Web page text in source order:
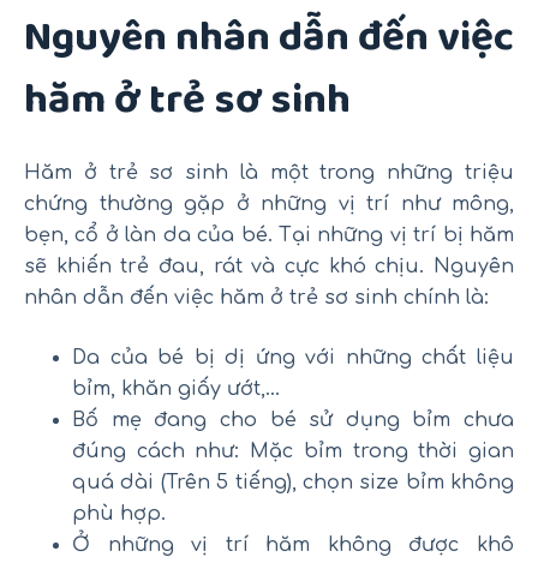
Nguyên nhân dẫn đến việc
hăm ở trẻ sơ sinh
Hăm ở trẻ sơ sinh là một trong những triệu
chứng thường gặp ở những vị trí như mông,
bẹn, cổ ở làn da của bé. Tại những vị trí bị hăm
sẽ khiến trẻ đau, rát và cực khó chịu. Nguyên
nhân dẫn đến việc hăm ở trẻ sơ sinh chính là:
Da của bé bị dị ứng với những chất liệu
bỉm, khăn giấy ướt,…
Bố mẹ đang cho bé sử dụng bỉm chưa
đúng cách như: Mặc bỉm trong thời gian
quá dài (Trên 5 tiếng), chọn size bỉm không
phù hợp.
Ở những vị trí hăm không được khô